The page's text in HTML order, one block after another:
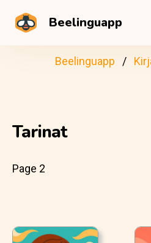
Beelinguapp
Beelinguapp
Tarinat
Page 2